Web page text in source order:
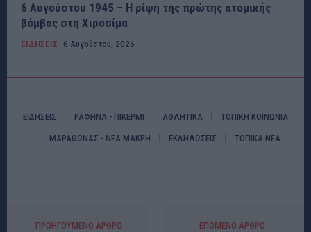
6 Αυγούστου 1945 – Η ρίψη της πρώτης ατομικής
βόμβας στη Χιροσίμα
ΕΙΔΗΣΕΙΣ 6 Αυγούστου, 2026
ΕΙΔΗΣΕΙΣ ΡΑΦΗΝΑ - ΠΙΚΕΡΜΙ ΑΘΛΗΤΙΚΑ ΤΟΠΙΚΗ ΚΟΙΝΩΝΙΑ
ΜΑΡΑΘΩΝΑΣ - ΝΕΑ ΜΑΚΡΗ ΕΚΔΗΛΩΣΕΙΣ ΤΟΠΙΚΑ ΝΕΑ
ΠΡΟΗΓΟΎΜΕΝΟ ΆΡΘΡΟ ΕΠΌΜΕΝΟ ΆΡΘΡΟ